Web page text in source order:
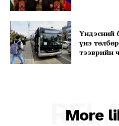
Үндэсний
үнэ
тээврийн
More